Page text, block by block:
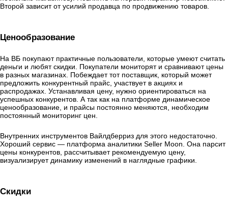
Второй зависит от усилий продавца по продвижению товаров.
Ценообразование
На ВБ покупают практичные пользователи, которые умеют считать
деньги и любят скидки. Покупатели мониторят и сравнивают цены
в разных магазинах. Побеждает тот поставщик, который может
предложить конкурентный прайс, участвует в акциях и
распродажах. Устанавливая цену, нужно ориентироваться на
успешных конкурентов. А так как на платформе динамическое
ценообразование, и прайсы постоянно меняются, необходим
постоянный мониторинг цен.
Внутренних инструментов Вайлдберриз для этого недостаточно.
Хороший сервис — платформа аналитики Seller Moon. Она парсит
цены конкурентов, рассчитывает рекомендуемую цену,
визуализирует динамику изменений в наглядные графики.
Скидки